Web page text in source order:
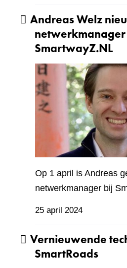
Andreas Welz
netwerkmanager
SmartwayZ.NL
Op 1 april is Andreas
netwerkmanager bij
25 april 2024
Vernieuwende
SmartRoads